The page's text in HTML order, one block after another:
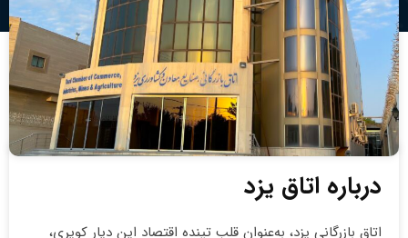
درباره اتاق یزد
اتاق بازرگانی یزد، به‌عنوان قلب تپنده اقتصاد این دیار کویری،